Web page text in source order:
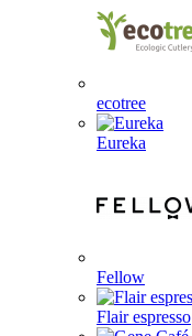
ecotree
Eureka
Fellow
Flair espresso